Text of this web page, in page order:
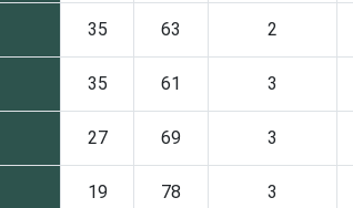
35 63 2
35 61 3
27 69 3
19 78 3